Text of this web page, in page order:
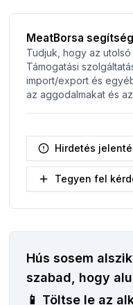
MeatBorsa segítség
Tudjuk, hogy az
Támogatási
import/export és
az aggodalmakat és
Hirdetés
Tegyen fel
Hús sosem
szabad, hogy
📱 Töltse le az